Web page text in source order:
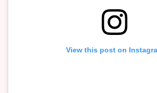
View this post on